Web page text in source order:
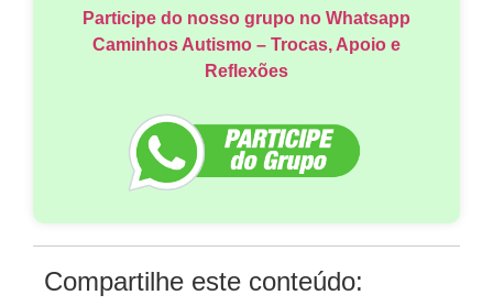
Participe do nosso grupo no Whatsapp
Caminhos Autismo – Trocas, Apoio e
Reflexões
Compartilhe este conteúdo: